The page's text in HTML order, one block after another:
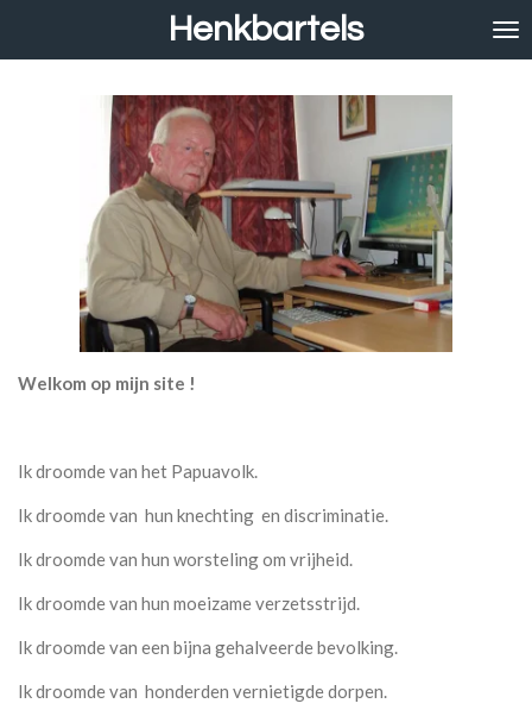
hoofdinhoud
Henkbartels
Welkom op mijn site !
Ik droomde van het Papuavolk.
Ik droomde van hun knechting en discriminatie.
Ik droomde van hun worsteling om vrijheid.
Ik droomde van hun moeizame verzetsstrijd.
Ik droomde van een bijna gehalveerde bevolking.
Ik droomde van honderden vernietigde dorpen.